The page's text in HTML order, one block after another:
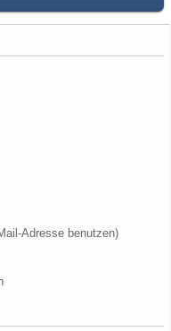
Adresse benutzen)